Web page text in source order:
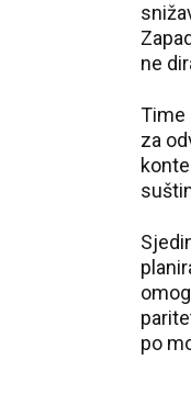
ne
Time
za
po